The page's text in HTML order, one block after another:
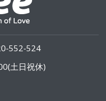
552-524
土日祝休)